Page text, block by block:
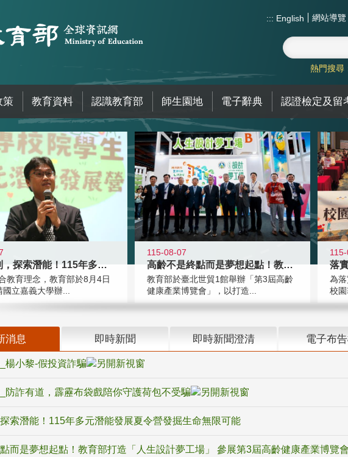
::: English 網站導覽
熱門搜尋
策 教育資料 認識教育部 師生園地 電子辭典 認證檢定及留
跨越限制，探索潛能！115年多元潛
教育理念，教育部於8月4日
立嘉義大學辦...
115-08-07
高齡不是終點而是夢想起點！教育部打
教育部於臺北世貿1館舉辦「第3屆高齡
健康產業博覽會」，以打造...
為
校園
消息 即時新聞 即時新聞澄清 電子布
楊小黎-假投資詐騙
防詐有道，霹靂布袋戲陪你守護荷包不受騙
索潛能！115年多元潛能發展夏令營發掘生命無限可能
而是夢想起點！教育部打造「人生設計夢工場」 參展第3屆高齡健康產業博覽會